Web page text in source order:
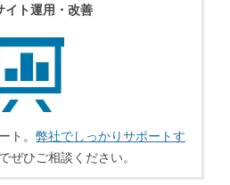
イト運用・改善
ト。弊社でしっかりサポートす
ぜひご相談ください。